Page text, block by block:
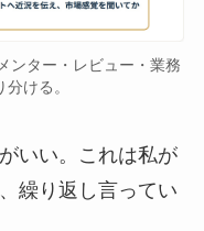
ンター・レビュー・業務
ける。
いい。これは私が
繰り返し言ってい